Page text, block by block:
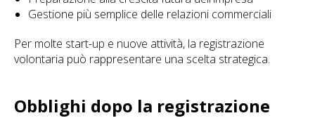
Gestione più semplice delle relazioni commerciali
Per molte start-up e nuove attività, la registrazione
volontaria può rappresentare una scelta strategica.
Obblighi dopo la registrazione